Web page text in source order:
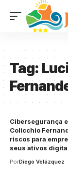
Tag:
Cibersegurança
Colicchio
riscos para
seus ativos
PorDiego Velázquez